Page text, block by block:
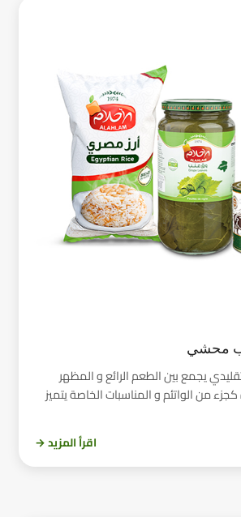
محشي
يجمع بين الطعم الرائع و المظهر
من الواتئم و المناسبات الخاصة يتميز
اقرأ المزيد →